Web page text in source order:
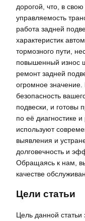
дорогой, что, в
управляемость
работа задней
характеристик
тормозного пути,
повышенный износ
ремонт задней
огромное
безопасность
подвески, и готовы
по её диагностике
используют
выявления и
долговечность и
Обращаясь к нам,
качестве
Цели статьи
Цель данной